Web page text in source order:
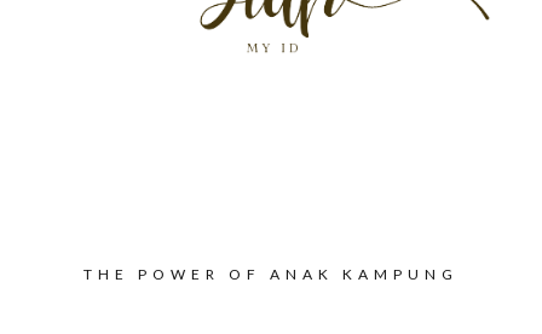
THE POWER OF ANAK KAMPUNG